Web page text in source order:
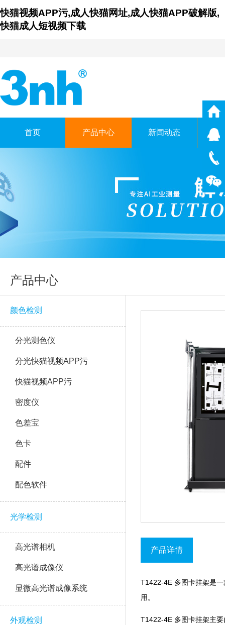
快猫视频APP污,成人快猫网址,成人快猫APP破解版,
快猫成人短视频下载
广东成人快猫网址时科技
GUANGDONG THREENH
首页 产品中心 新闻动态
产品中心
颜色检测
分光测色仪
分光快猫视频APP污
快猫视频APP污
密度仪
色差宝
色卡
配件
配色软件
光学检测
高光谱相机
高光谱成像仪
显微高光谱成像系统
外观检测
产品详情
T1422-4E 多图卡挂架是一款
用。
T1422-4E 多图卡挂架主要由